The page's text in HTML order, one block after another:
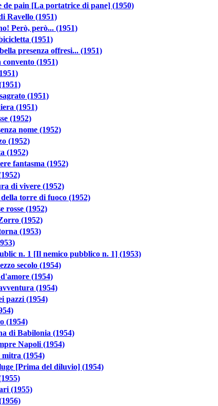
de pain [La portatrice di pane] (1950)
Ravello (1951)
Però, però... (1951)
(1951)
presenza offresi... (1951)
(1951)
(1951)
(1951)
(1952)
nome (1952)
(1952)
(1952)
fantasma (1952)
di vivere (1952)
torre di fuoco (1952)
rosse (1952)
(1952)
(1953)
n. 1 [Il nemico pubblico n. 1] (1953)
secolo (1954)
(1954)
(1954)
pazzi (1954)
(1954)
di Babilonia (1954)
Napoli (1954)
mitra (1954)
[Prima del diluvio] (1954)
(1955)